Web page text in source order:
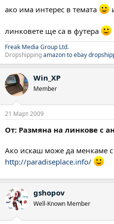
ако има интерес в темата
линковете ще са в футера
Freak Media Group Ltd.
Dropshippingamazon to ebay
Win_XP
Member
21 Март 2009
От: Размяна на линкове с
Ако искаш може да менкаме с
http://paradiseplace.info/
gshopov
Well-Known Member